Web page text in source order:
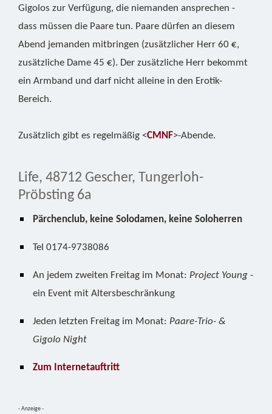
Gigolos zur Verfügung, die niemanden ansprechen -
dass müssen die Paare tun. Paare dürfen an diesem
Abend jemanden mitbringen (zusätzlicher Herr 60 €,
zusätzliche Dame 45 €). Der zusätzliche Herr bekommt
ein Armband und darf nicht alleine in den Erotik-
Bereich.
Zusätzlich gibt es regelmäßig <CMNF>-Abende.
Life, 48712 Gescher, Tungerloh-
Pröbsting 6a
Pärchenclub, keine Solodamen, keine Soloherren
Tel 0174-9738086
An jedem zweiten Freitag im Monat: Project Young -
ein Event mit Altersbeschränkung
Jeden letzten Freitag im Monat: Paare-Trio- &
Gigolo Night
Zum Internetauftritt
- Anzeige -